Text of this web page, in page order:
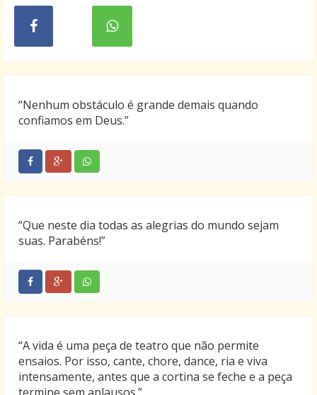
“Nenhum obstáculo é grande demais quando
confiamos em Deus.”
“Que neste dia todas as alegrias do mundo sejam
suas. Parabéns!”
“A vida é uma peça de teatro que não permite
ensaios. Por isso, cante, chore, dance, ria e viva
intensamente, antes que a cortina se feche e a peça